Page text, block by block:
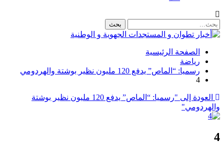
الصفحة الرئيسية
رياضة
رسميا: “الماص” يدفع 120 مليون نظير بوشتة والهردومي
4
العودة إلى "رسميا: “الماص” يدفع 120 مليون نظير بوشتة
والهردومي"
4